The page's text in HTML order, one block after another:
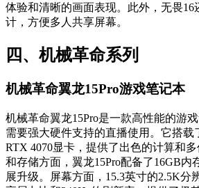
体验和清晰的画面表现。此外，无畏16
计，方便多人共享屏幕。
四、机械革命系列
机械革命翼龙15Pro游戏笔记本
机械革命翼龙15Pro是一款高性能的游
需要强大硬件支持的直播使用。它搭
RTX 4070显卡，提供了出色的计算和
和存储方面，翼龙15Pro配备了16GB内
展升级。屏幕方面，15.3英寸的2.5K分